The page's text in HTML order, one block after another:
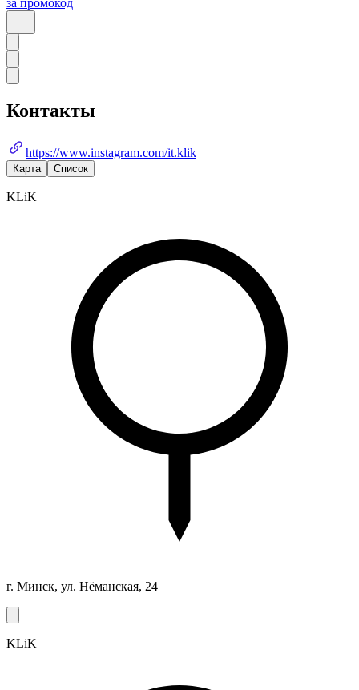
Контакты
https://www.instagram.com/it.klik
Карта Список
KLiK
г. Минск, ул. Нёманская, 24
KLiK